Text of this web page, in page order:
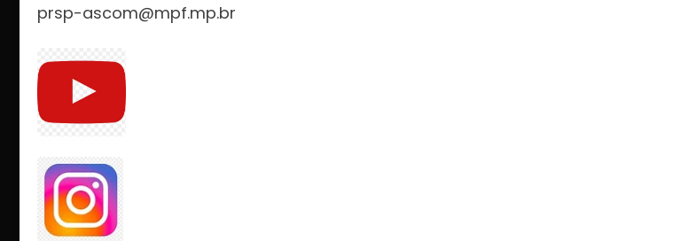
prsp-ascom@mpf.mp.br